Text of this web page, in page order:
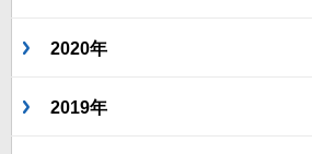
2020年
2019年